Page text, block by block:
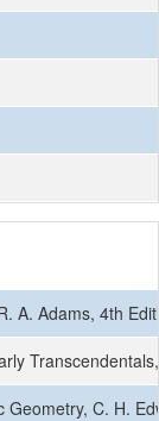
A. Adams, 4th
Geometry, C. H.